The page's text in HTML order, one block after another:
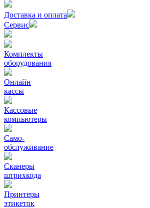
Доставка и оплата
Сервис
Комплекты
оборудования
Онлайн
кассы
Кассовые
компьютеры
Само-
обслуживание
Сканеры
штрихкода
Принтеры
этикеток